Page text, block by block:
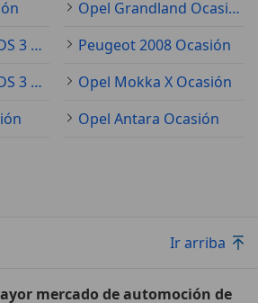
Opel Grandland Ocasión
DS Automobiles DS 3 Ocasión
Peugeot 2008 Ocasión
DS Automobiles DS 3 Crossback Ocasión
Opel Mokka X Ocasión
Opel Antara Ocasión
Ir arriba
mercado de automoción de